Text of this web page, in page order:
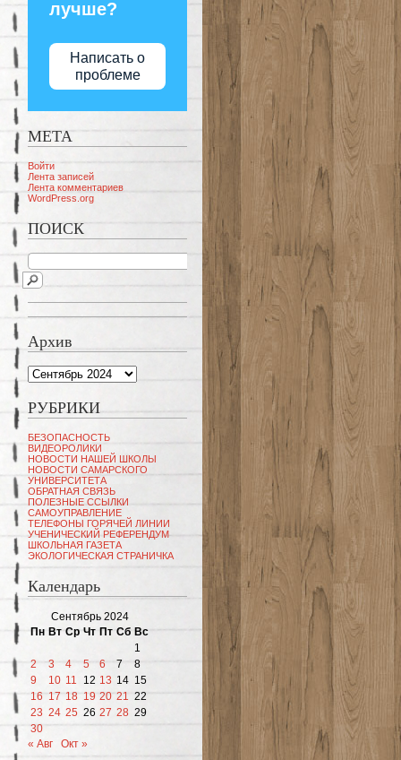
лучше?
Написать о
проблеме
МЕТА
Войти
Лента записей
Лента комментариев
WordPress.org
ПОИСК
Архив
Архив
РУБРИКИ
БЕЗОПАСНОСТЬ
ВИДЕОРОЛИКИ
НОВОСТИ НАШЕЙ ШКОЛЫ
НОВОСТИ САМАРСКОГО
УНИВЕРСИТЕТА
ОБРАТНАЯ СВЯЗЬ
ПОЛЕЗНЫЕ ССЫЛКИ
САМОУПРАВЛЕНИЕ
ТЕЛЕФОНЫ ГОРЯЧЕЙ ЛИНИИ
УЧЕНИЧЕСКИЙ РЕФЕРЕНДУМ
ШКОЛЬНАЯ ГАЗЕТА
ЭКОЛОГИЧЕСКАЯ СТРАНИЧКА
Календарь
Сентябрь 2024
Пн Вт Ср Чт Пт Сб Вс
1
2
3 4 5 6 7
8
9
10 11 12 13 14 15
16 17 18 19 20 21 22
23 24 25 26 27 28 29
30
« Авг
Окт »